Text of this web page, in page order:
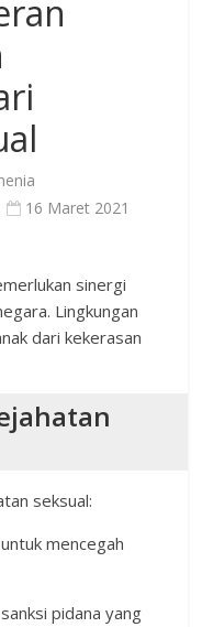
16 Maret 2021
sinergi
Lingkungan
dari kekerasan
seksual:
mencegah
pidana yang